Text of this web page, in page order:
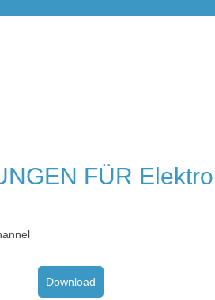
FÜR
Download